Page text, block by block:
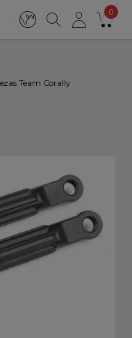
0
Team Corally